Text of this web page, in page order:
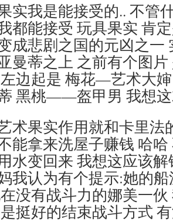
实我是能接受的.. 不管
都能接受 玩具果实 肯
成悲剧之国的元凶之一
曼蒂之上 之前有个图
边起是 梅花—艺术大
黑桃——盔甲男 我想
术果实作用就和卡里法
能拿来洗屋子赚钱 哈
水变回来 我想这应该
我认为有个提示:她的
没有战斗力的娜美一
挺好的结束战斗方式